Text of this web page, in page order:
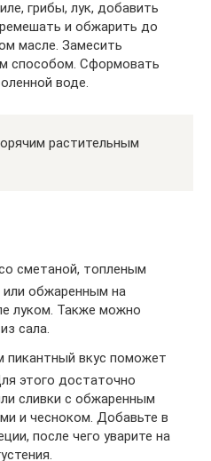
грибы, лук, добавить
и обжарить до
масле. Замесить
способом. Сформовать
воде.
растительным
сметаной, топленым
обжаренным на
луком. Также можно
сала.
пикантный вкус поможет
этого достаточно
сливки с обжаренным
и чесноком. Добавьте в
после чего уварите на